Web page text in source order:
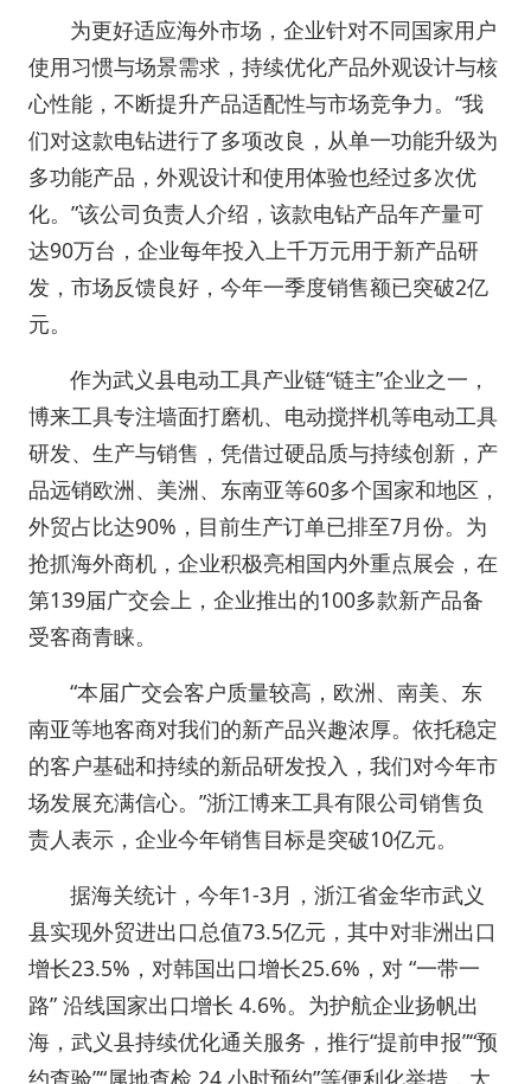
为更好适应海外市场，企业针对不同国家用户
使用习惯与场景需求，持续优化产品外观设计与核
心性能，不断提升产品适配性与市场竞争力。“我
们对这款电钻进行了多项改良，从单一功能升级为
多功能产品，外观设计和使用体验也经过多次优
化。”该公司负责人介绍，该款电钻产品年产量可
达90万台，企业每年投入上千万元用于新产品研
发，市场反馈良好，今年一季度销售额已突破2亿
元。
作为武义县电动工具产业链“链主”企业之一，
博来工具专注墙面打磨机、电动搅拌机等电动工具
研发、生产与销售，凭借过硬品质与持续创新，产
品远销欧洲、美洲、东南亚等60多个国家和地区，
外贸占比达90%，目前生产订单已排至7月份。为
抢抓海外商机，企业积极亮相国内外重点展会，在
第139届广交会上，企业推出的100多款新产品备
受客商青睐。
“本届广交会客户质量较高，欧洲、南美、东
南亚等地客商对我们的新产品兴趣浓厚。依托稳定
的客户基础和持续的新品研发投入，我们对今年市
场发展充满信心。”浙江博来工具有限公司销售负
责人表示，企业今年销售目标是突破10亿元。
据海关统计，今年1-3月，浙江省金华市武义
县实现外贸进出口总值73.5亿元，其中对非洲出口
增长23.5%，对韩国出口增长25.6%，对 “一带一
路” 沿线国家出口增长 4.6%。为护航企业扬帆出
海，武义县持续优化通关服务，推行“提前申报”“预